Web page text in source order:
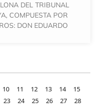
DEL TRIBUNAL
COMPUESTA POR
DON EDUARDO
10 11 12 13 14
15
23 24 25 26 27
28